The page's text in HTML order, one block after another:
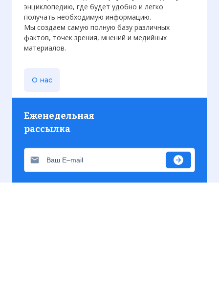
энциклопедию, где будет удобно и легко
получать необходимую информацию.
Мы создаем самую полную базу различных
фактов, точек зрения, мнений и медийных
материалов.
О нас
Еженедельная
рассылка